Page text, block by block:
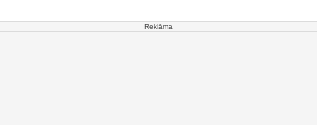
Reklāma